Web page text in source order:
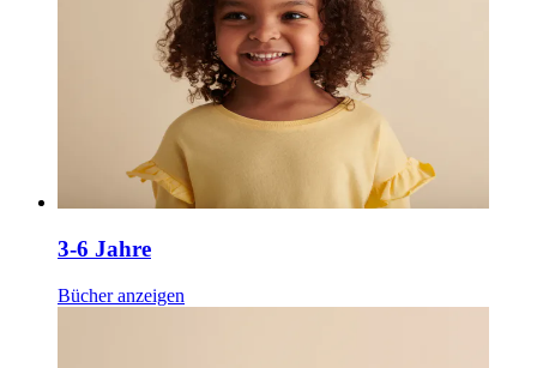
3-6 Jahre
Bücher anzeigen